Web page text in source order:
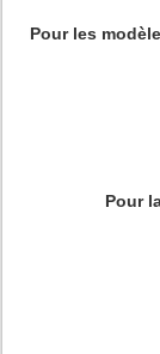
Pour les
Pour